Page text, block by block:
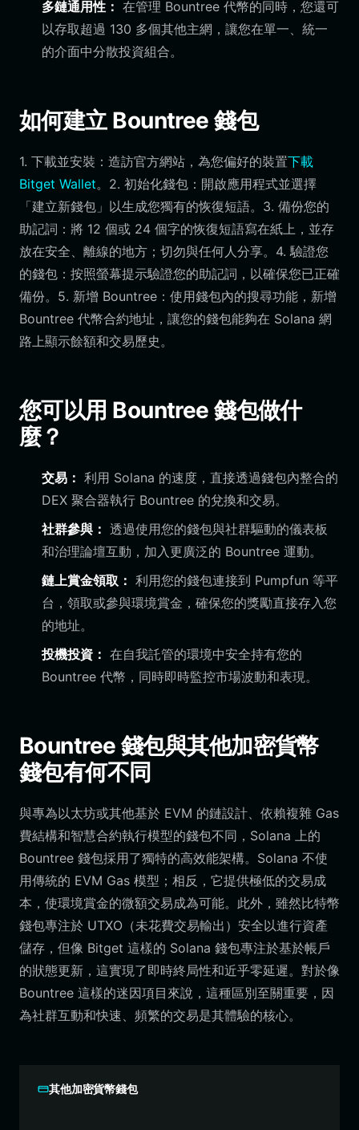
多鏈通用性： 在管理 Bountree 代幣的同時，您還可
以存取超過 130 多個其他主網，讓您在單一、統一
的介面中分散投資組合。
如何建立 Bountree 錢包
1. 下載並安裝：造訪官方網站，為您偏好的裝置下載
Bitget Wallet。2. 初始化錢包：開啟應用程式並選擇
「建立新錢包」以生成您獨有的恢復短語。3. 備份您的
助記詞：將 12 個或 24 個字的恢復短語寫在紙上，並存
放在安全、離線的地方；切勿與任何人分享。4. 驗證您
的錢包：按照螢幕提示驗證您的助記詞，以確保您已正確
備份。5. 新增 Bountree：使用錢包內的搜尋功能，新增
Bountree 代幣合約地址，讓您的錢包能夠在 Solana 網
路上顯示餘額和交易歷史。
您可以用 Bountree 錢包做什
麼？
交易： 利用 Solana 的速度，直接透過錢包內整合的
DEX 聚合器執行 Bountree 的兌換和交易。
社群參與： 透過使用您的錢包與社群驅動的儀表板
和治理論壇互動，加入更廣泛的 Bountree 運動。
鏈上賞金領取： 利用您的錢包連接到 Pumpfun 等平
台，領取或參與環境賞金，確保您的獎勵直接存入您
的地址。
投機投資： 在自我託管的環境中安全持有您的
Bountree 代幣，同時即時監控市場波動和表現。
Bountree 錢包與其他加密貨幣
錢包有何不同
與專為以太坊或其他基於 EVM 的鏈設計、依賴複雜 Gas
費結構和智慧合約執行模型的錢包不同，Solana 上的
Bountree 錢包採用了獨特的高效能架構。Solana 不使
用傳統的 EVM Gas 模型；相反，它提供極低的交易成
本，使環境賞金的微額交易成為可能。此外，雖然比特幣
錢包專注於 UTXO（未花費交易輸出）安全以進行資產
儲存，但像 Bitget 這樣的 Solana 錢包專注於基於帳戶
的狀態更新，這實現了即時終局性和近乎零延遲。對於像
Bountree 這樣的迷因項目來說，這種區別至關重要，因
為社群互動和快速、頻繁的交易是其體驗的核心。
其他加密貨幣錢包